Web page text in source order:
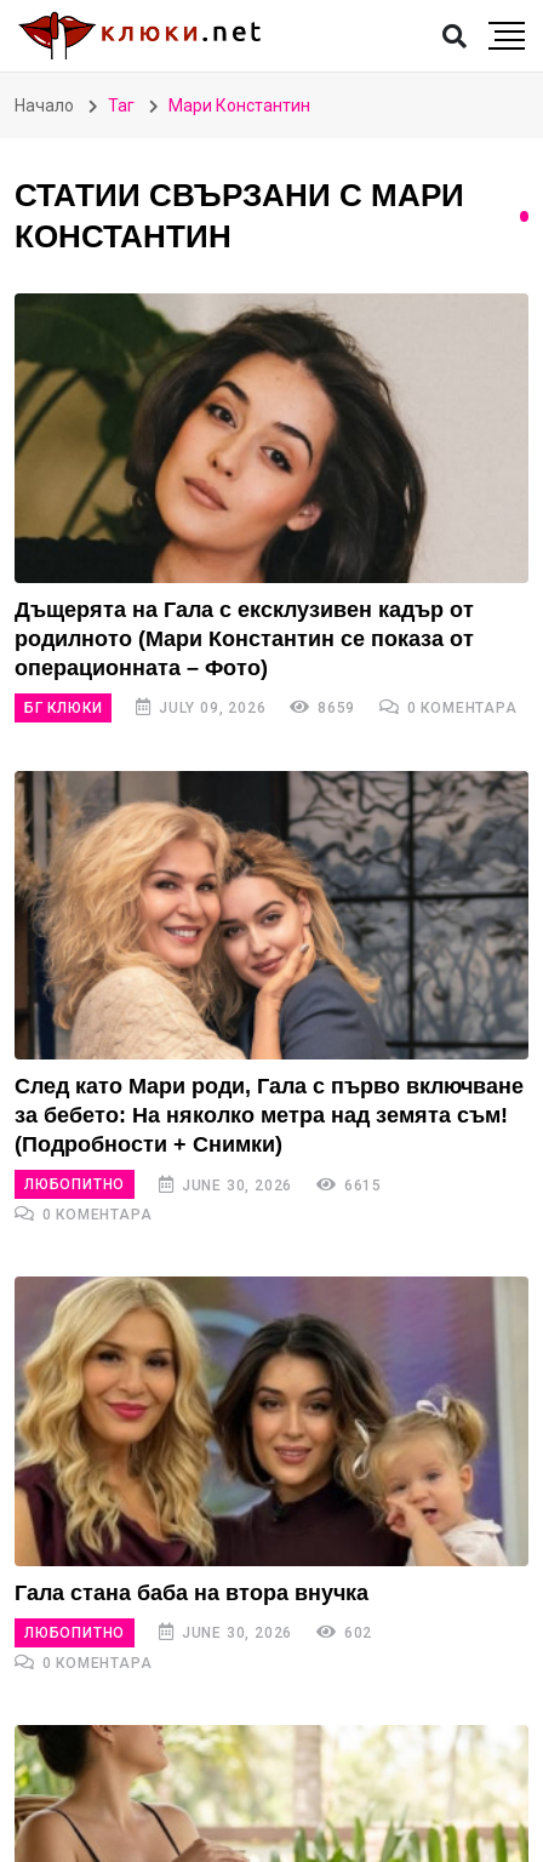
Начало Таг Мари Константин
СТАТИИ СВЪРЗАНИ С МАРИ
КОНСТАНТИН
Дъщерята на Гала с ексклузивен кадър от
родилното (Мари Константин се показа от
операционната – Фото)
БГ КЛЮКИ JULY 09, 2026 8659 0 КОМЕНТАРА
След като Мари роди, Гала с първо включване
за бебето: На няколко метра над земята съм!
(Подробности + Снимки)
ЛЮБОПИТНО JUNE 30, 2026
6615
0 КОМЕНТАРА
Гала стана баба на втора внучка
ЛЮБОПИТНО JUNE 30, 2026
602
0 КОМЕНТАРА